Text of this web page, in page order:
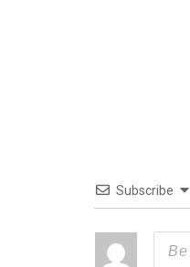
Subscribe